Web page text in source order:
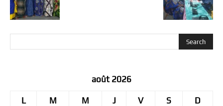
août 2026
L M M J V S
D